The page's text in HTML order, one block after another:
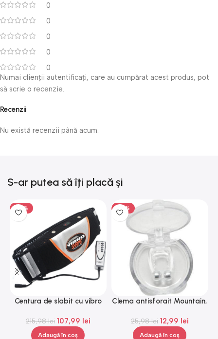
0
0
0
0
0
Recenzii
Nu există recenzii până acum.
Numai clienții autentificați, care au cumpărat acest produs, pot
să scrie o recenzie.
S-ar putea să îți placă și
-50%
Centura de slabit cu vibro
telecomanda, negru
215,98lei 107,99 lei
Adaugă în coș
-50%
Clema antisforait Mountain,
25,98lei 12,99 lei
Adaugă în coș